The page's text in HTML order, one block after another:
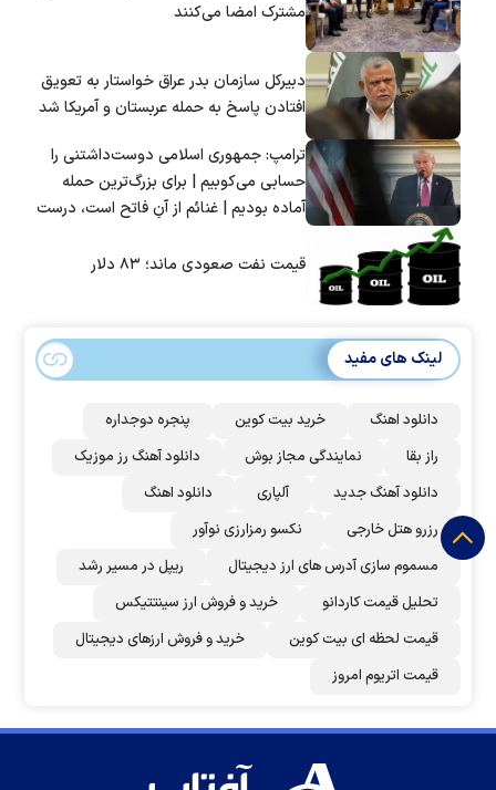
مشترک امضا می‌کنند
دبیرکل سازمان بدر عراق خواستار به تعویق
افتادن پاسخ به حمله عربستان و آمریکا شد
ترامپ: جمهوری اسلامی دوست‌داشتنی را
حسابی می‌کوبیم | برای بزرگ‌ترین حمله
آماده بودیم | غنائم از آنِ فاتح است، درست
قیمت نفت صعودی ماند؛ ۸۳ دلار
لینک های مفید
دانلود اهنگ خرید بیت کوین
پنجره دوجداره
راز بقا
نمایندگی مجاز بوش
دانلود آهنگ رز‌ موزیک
دانلود آهنگ جدید
آلپاری
دانلود اهنگ
رزرو هتل خارجی
نکسو رمزارزی نوآور
مسموم سازی آدرس های ارز دیجیتال
ریپل در مسیر رشد
تحلیل قیمت کاردانو
خرید و فروش ارز سینتتیکس
قیمت لحظه ای بیت کوین
خرید و فروش ارزهای دیجیتال
قیمت اتریوم امروز